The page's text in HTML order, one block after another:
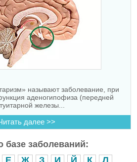
называют заболевание, при
аденогипофиза (передней
железы...
далее >>
базе заболеваний: